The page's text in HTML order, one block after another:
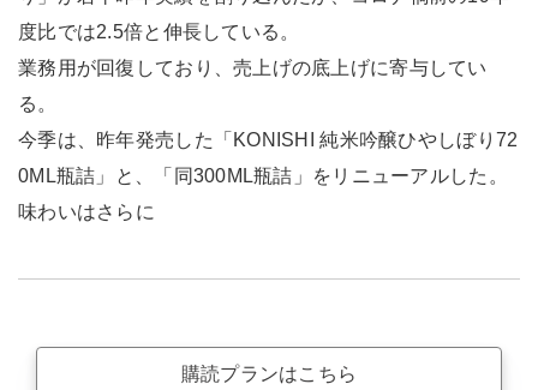
度比では2.5倍と伸長している。
業務用が回復しており、売上げの底上げに寄与してい
る。
今季は、昨年発売した「KONISHI 純米吟醸ひやしぼり72
0ML瓶詰」と、「同300ML瓶詰」をリニューアルした。
味わいはさらに
購読プランはこちら